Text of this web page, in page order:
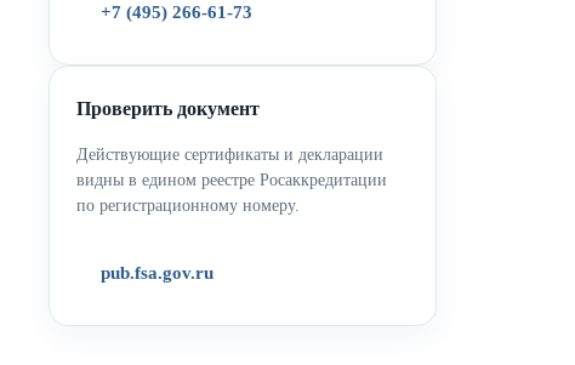
+7 (495) 266-61-73
Проверить документ
Действующие сертификаты и декларации
видны в едином реестре Росаккредитации
по регистрационному номеру.
pub.fsa.gov.ru